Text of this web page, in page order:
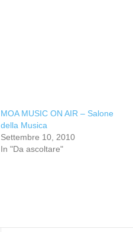
MOA MUSIC ON AIR – Salone
della Musica
Settembre 10, 2010
In "Da ascoltare"